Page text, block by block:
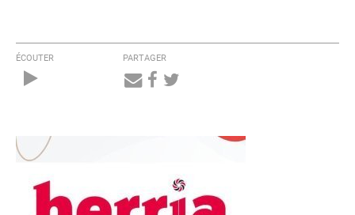
ÉCOUTER PARTAGER